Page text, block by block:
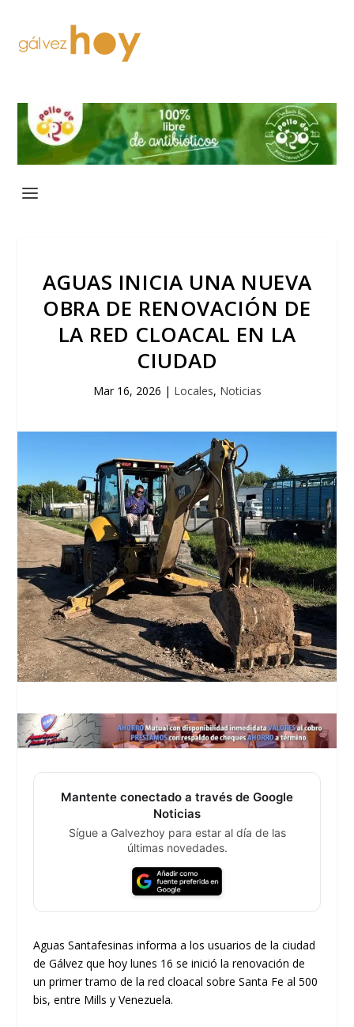
AGUAS INICIA UNA NUEVA
OBRA DE RENOVACIÓN DE
LA RED CLOACAL EN LA
CIUDAD
Mar 16, 2026 | Locales, Noticias
Mantente conectado a través de Google
Noticias
Sígue a Galvezhoy para estar al día de las
últimas novedades.
Aguas Santafesinas informa a los usuarios de la ciudad
de Gálvez que hoy lunes 16 se inició la renovación de
un primer tramo de la red cloacal sobre Santa Fe al 500
bis, entre Mills y Venezuela.